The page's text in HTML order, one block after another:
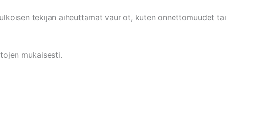
tekijän aiheuttamat vauriot, kuten onnettomuudet tai
mukaisesti.